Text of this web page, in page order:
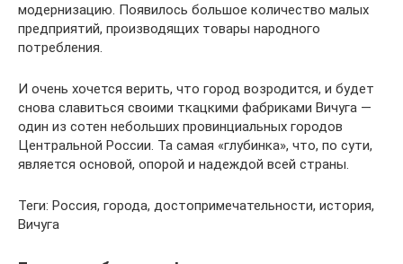
модернизацию. Появилось большое количество малых
предприятий, производящих товары народного
потребления.
И очень хочется верить, что город возродится, и будет
снова славиться своими ткацкими фабриками Вичуга —
один из сотен небольших провинциальных городов
Центральной России. Та самая «глубинка», что, по сути,
является основой, опорой и надеждой всей страны.
Теги: Россия, города, достопримечательности, история,
Вичуга